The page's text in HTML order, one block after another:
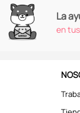
La
en